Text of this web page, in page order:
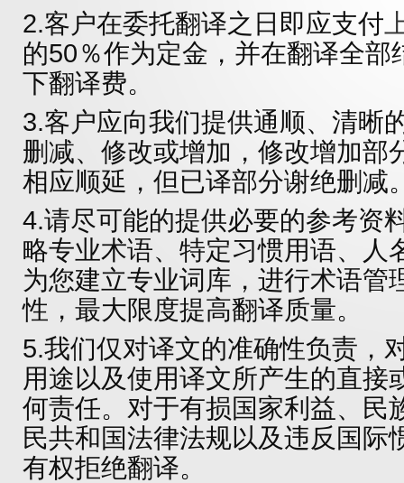
2.客户在委托翻译之日即应支付
的50％作为定金，并在翻译全部
下翻译费。
3.客户应向我们提供通顺、清晰
删减、修改或增加，修改增加部
相应顺延，但已译部分谢绝删减
4.请尽可能的提供必要的参考资
略专业术语、特定习惯用语、人
为您建立专业词库，进行术语管
性，最大限度提高翻译质量。
5.我们仅对译文的准确性负责，
用途以及使用译文所产生的直接
何责任。对于有损国家利益、民
民共和国法律法规以及违反国际
有权拒绝翻译。